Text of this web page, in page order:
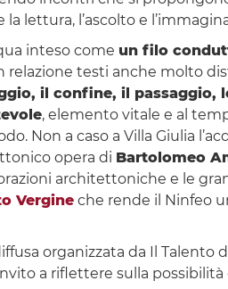
lettura, l’ascolto e
inteso come un filo
relazione testi anche molto
il confine, il passaggio,
, elemento vitale e al
Non a caso a Villa Giulia
opera di Bartolomeo
architettoniche e le
Vergineche rende il Ninfeo
organizzata da Il Talento
a riflettere sulla possibilità